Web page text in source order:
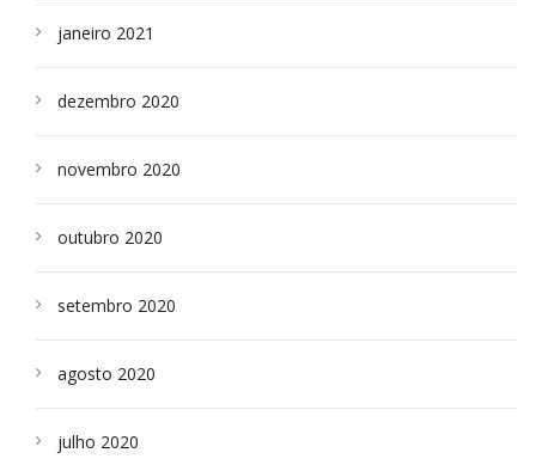
janeiro 2021
dezembro 2020
novembro 2020
outubro 2020
setembro 2020
agosto 2020
julho 2020